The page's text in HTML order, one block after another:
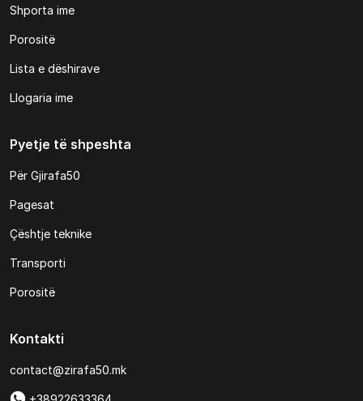
Shporta ime
Porositë
Lista e dëshirave
Llogaria ime
Pyetje të shpeshta
Për Gjirafa50
Pagesat
Çështje teknike
Transporti
Porositë
Kontakti
contact@zirafa50.mk